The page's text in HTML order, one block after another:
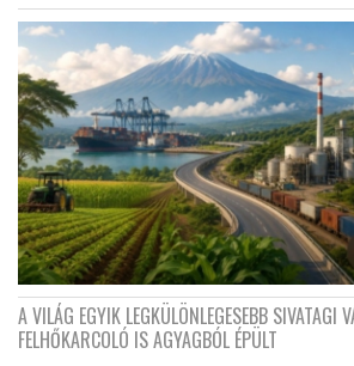
A VILÁG EGYIK LEGKÜLÖNLEGESEBB SIVATAGI
FELHŐKARCOLÓ IS AGYAGBÓL ÉPÜLT